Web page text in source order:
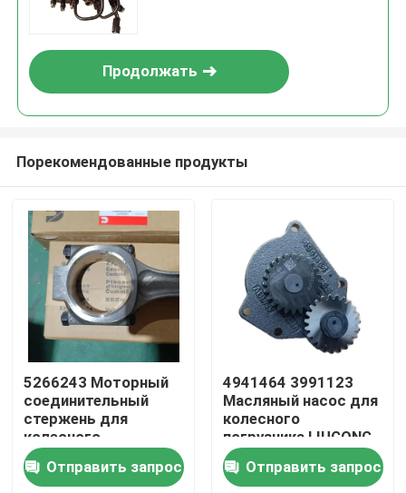
Дом
Продукты
Видео
Продолжать
Порекомендованные продукты
5266243 Моторный
соединительный
стержень для
колесного
погрузчика LIUGONG
CLG855N、
Отправить запрос
4941464 3991123
Масляный насос для
колесного
погрузчика LIUGONG
CLG855N, CLG856H,
CLG862H, двигатель
Отправить запрос